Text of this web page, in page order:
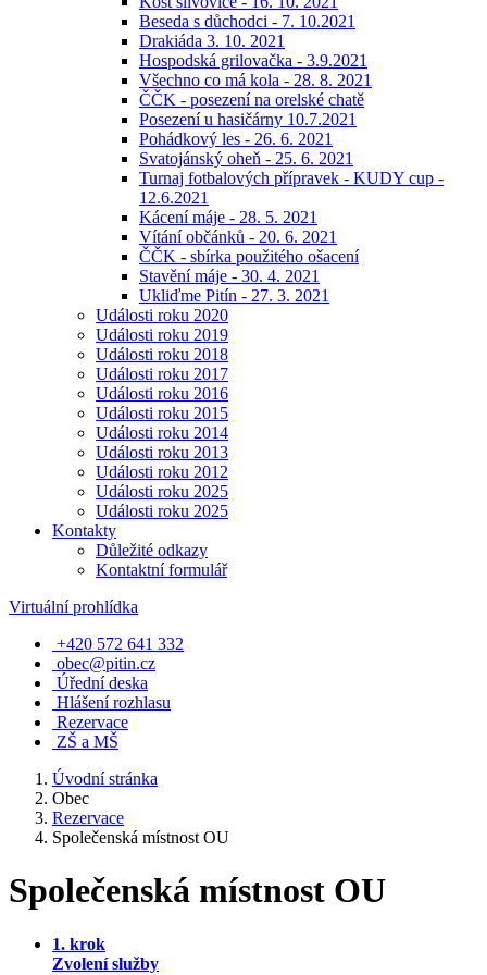
Beseda s důchodci - 7. 10.2021
Drakiáda 3. 10. 2021
Hospodská grilovačka - 3.9.2021
Všechno co má kola - 28. 8. 2021
ČČK - posezení na orelské chatě
Posezení u hasičárny 10.7.2021
Pohádkový les - 26. 6. 2021
Svatojánský oheň - 25. 6. 2021
Turnaj fotbalových přípravek - KUDY cup -
12.6.2021
Kácení máje - 28. 5. 2021
Vítání občánků - 20. 6. 2021
ČČK - sbírka použitého ošacení
Stavění máje - 30. 4. 2021
Ukliďme Pitín - 27. 3. 2021
Události roku 2020
Události roku 2019
Události roku 2018
Události roku 2017
Události roku 2016
Události roku 2015
Události roku 2014
Události roku 2013
Události roku 2012
Události roku 2025
Události roku 2025
Kontakty
Důležité odkazy
Kontaktní formulář
Virtuální prohlídka
+420 572 641 332
obec@pitin.cz
Úřední deska
Hlášení rozhlasu
Rezervace
ZŠ a MŠ
Úvodní stránka
Obec
Rezervace
Společenská místnost OU
Společenská místnost OU
1. krok
Zvolení služby